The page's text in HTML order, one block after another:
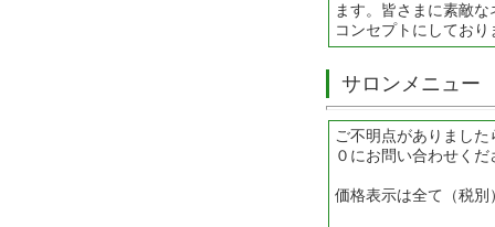
ます。皆さまに素敵
コンセプトにしており
サロンメニュー
ご不明点がありまし
０にお問い合わせくだ
価格表示は全て（税別